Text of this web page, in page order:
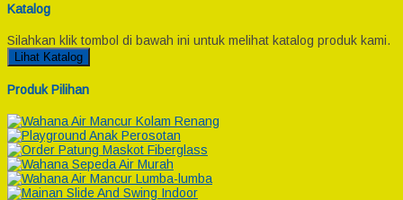
Katalog
Silahkan klik tombol di bawah ini untuk melihat katalog produk kami.
Lihat Katalog
Produk Pilihan